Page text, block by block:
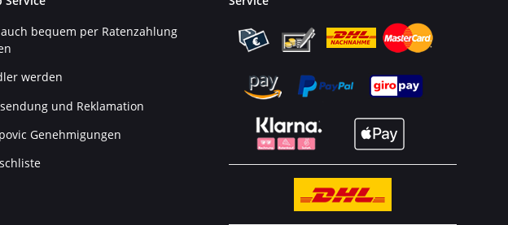
auch bequem per Ratenzahlung
werden
und Reklamation
Genehmigungen